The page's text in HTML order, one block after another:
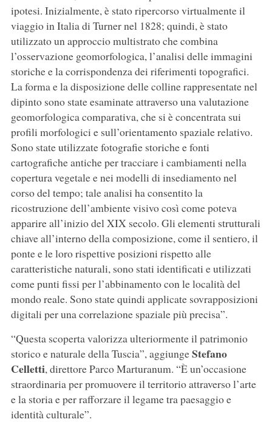
ipotesi. Inizialmente, è stato ripercorso virtualmente il
viaggio in Italia di Turner nel 1828; quindi, è stato
utilizzato un approccio multistrato che combina
l’osservazione geomorfologica, l’analisi delle immagini
storiche e la corrispondenza dei riferimenti topografici.
La forma e la disposizione delle colline rappresentate nel
dipinto sono state esaminate attraverso una valutazione
geomorfologica comparativa, che si è concentrata sui
profili morfologici e sull’orientamento spaziale relativo.
Sono state utilizzate fotografie storiche e fonti
cartografiche antiche per tracciare i cambiamenti nella
copertura vegetale e nei modelli di insediamento nel
corso del tempo; tale analisi ha consentito la
ricostruzione dell’ambiente visivo così come poteva
apparire all’inizio del XIX secolo. Gli elementi strutturali
chiave all’interno della composizione, come il sentiero, il
ponte e le loro rispettive posizioni rispetto alle
caratteristiche naturali, sono stati identificati e utilizzati
come punti fissi per l’abbinamento con le località del
mondo reale. Sono state quindi applicate sovrapposizioni
digitali per una correlazione spaziale più precisa”.
“Questa scoperta valorizza ulteriormente il patrimonio
storico e naturale della Tuscia”, aggiungeStefano
Celletti, direttore Parco Marturanum. “È un’occasione
straordinaria per promuovere il territorio attraverso l’arte
e la storia e per rafforzare il legame tra paesaggio e
identità culturale”.